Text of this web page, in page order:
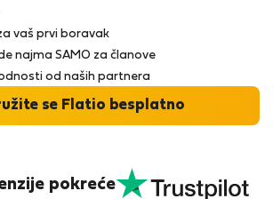
pokreće
vaš prvi boravak
najma SAMO za članove
od naših partnera
se Flatio besplatno